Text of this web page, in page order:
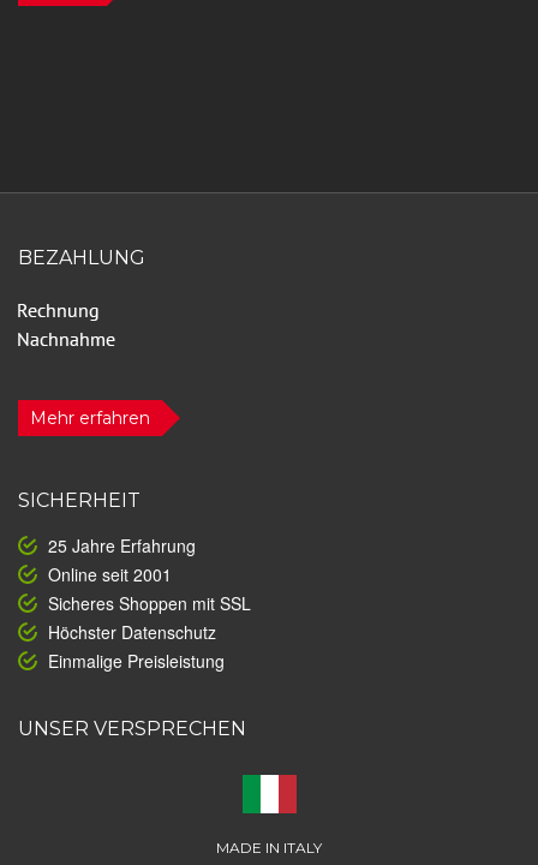
BEZAHLUNG
Mehr erfahren
SICHERHEIT
25 Jahre Erfahrung
Online seit 2001
Sicheres Shoppen mit SSL
Höchster Datenschutz
Einmalige Preisleistung
UNSER VERSPRECHEN
MADE IN ITALY